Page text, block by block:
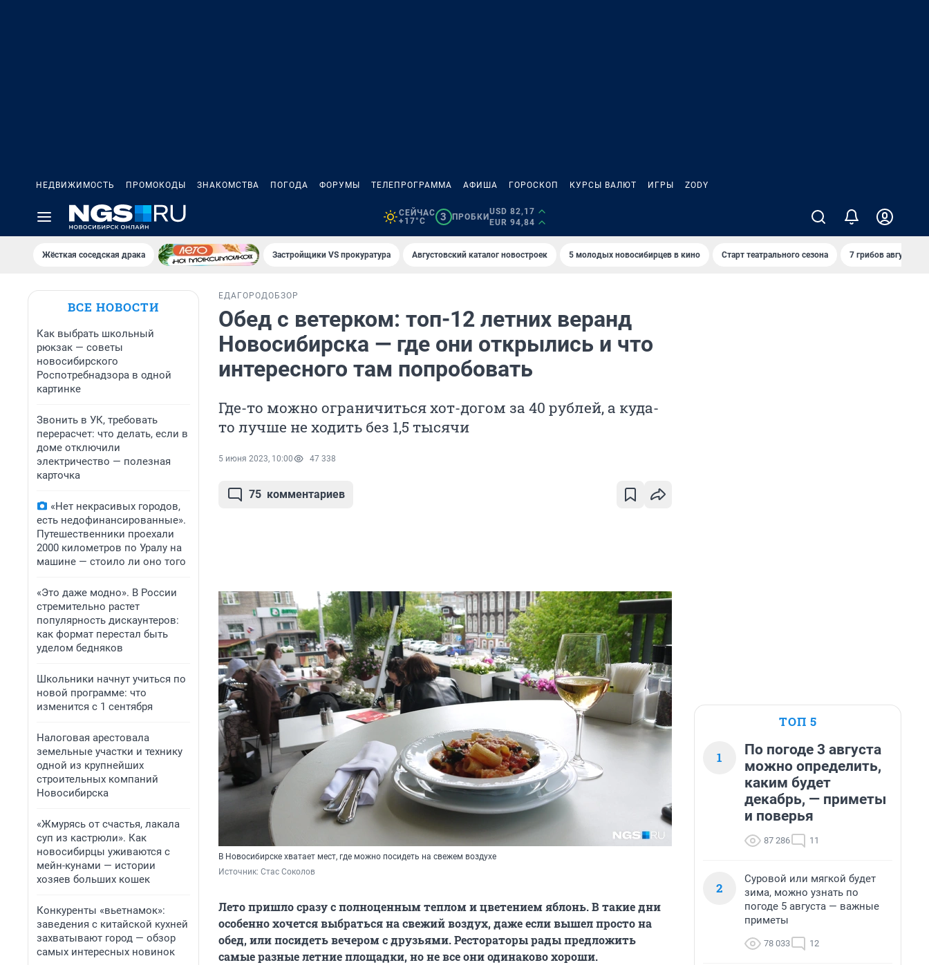
НЕДВИЖИМОСТЬ ПРОМОКОДЫ ЗНАКОМСТВА ПОГОДА ФОРУМЫ ТЕЛЕПРОГРАММА АФИША ГОРОСКОП КУРСЫ ВАЛЮТ ИГРЫ ZODY
СЕЙЧАС
+17°C
3 ПРОБКИ
USD 82,17
EUR 94,84
Жёсткая соседская драка Застройщики VS прокуратура Августовский каталог новостроек 5 молодых новосибирцев в кино Старт театрального сезона 7 грибов августа
ВСЕ НОВОСТИ
Как выбрать школьный
рюкзак — советы
новосибирского
Роспотребнадзора в одной
картинке
Звонить в УК, требовать
перерасчет: что делать, если в
доме отключили
электричество — полезная
карточка
«Нет некрасивых городов,
есть недофинансированные».
Путешественники проехали
2000 километров по Уралу на
машине — стоило ли оно того
«Это даже модно». В России
стремительно растет
популярность дискаунтеров:
как формат перестал быть
уделом бедняков
Школьники начнут учиться по
новой программе: что
изменится с 1 сентября
Налоговая арестовала
земельные участки и технику
одной из крупнейших
строительных компаний
Новосибирска
«Жмурясь от счастья, лакала
суп из кастрюли». Как
новосибирцы уживаются с
мейн-кунами — истории
хозяев больших кошек
Конкуренты «вьетнамок»:
заведения с китайской кухней
захватывают город — обзор
самых интересных новинок
ЕДА ГОРОДОБЗОР
Обед с ветерком: топ-12 летних веранд
Новосибирска — где они открылись и что
интересного там попробовать
Где-то можно ограничиться хот-догом за 40 рублей, а куда-
то лучше не ходить без 1,5 тысячи
5 июня 2023, 10:00 47 338
75 комментариев
В Новосибирске хватает мест, где можно посидеть на свежем воздухе
Источник: Стас Соколов
Лето пришло сразу с полноценным теплом и цветением яблонь. В такие дни
особенно хочется выбраться на свежий воздух, даже если вышел просто на
обед, или посидеть вечером с друзьями. Рестораторы рады предложить
самые разные летние площадки, но не все они одинаково хороши.
ТОП 5
1
По погоде 3 августа
можно определить,
каким будет
декабрь, — приметы
и поверья
87 286 11
2
Суровой или мягкой будет
зима, можно узнать по
погоде 5 августа — важные
приметы
78 033 12